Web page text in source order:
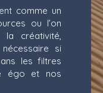
comme un
ou l’on
créativité,
si
les filtres
égo et nos